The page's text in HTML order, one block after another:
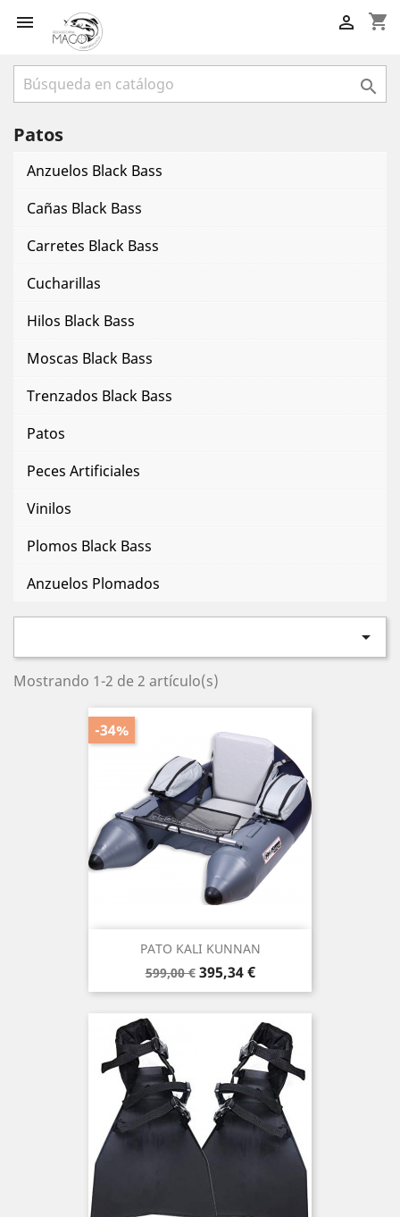
 shopping_cart


Patos
Anzuelos Black Bass
Cañas Black Bass
Carretes Black Bass
Cucharillas
Hilos Black Bass
Moscas Black Bass
Trenzados Black Bass
Patos
Peces Artificiales
Vinilos
Plomos Black Bass
Anzuelos Plomados

Mostrando 1-2 de 2 artículo(s)
PATO KALI KUNNAN
Precio
base
599,00 € Precio
395,34 €
-34%